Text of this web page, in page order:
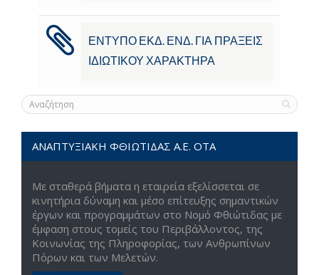
ΕΝΤΥΠΟ ΕΚΔ. ΕΝΔ. ΓΙΑ ΠΡΑΞΕΙΣ
ΙΔΙΩΤΙΚΟΥ ΧΑΡΑΚΤΗΡΑ
ΑΝΑΠΤΥΞΙΑΚΗ ΦΘΙΩΤΙΔΑΣ Α.Ε. ΟΤΑ
Με σταθερά βήματα η εταιρεία εξελίσσεται σε
κινητήρια δύναμη και μέσο επίτευξης σημαντικών
έργων και προγραμμάτων στο Νομό Φθιώτιδας με
έμφαση στους τομείς του Περιβάλλοντος, της
Κοινωνίας της Πληροφορίας, των Ανθρωπίνων
Πόρων και των Μελετών.